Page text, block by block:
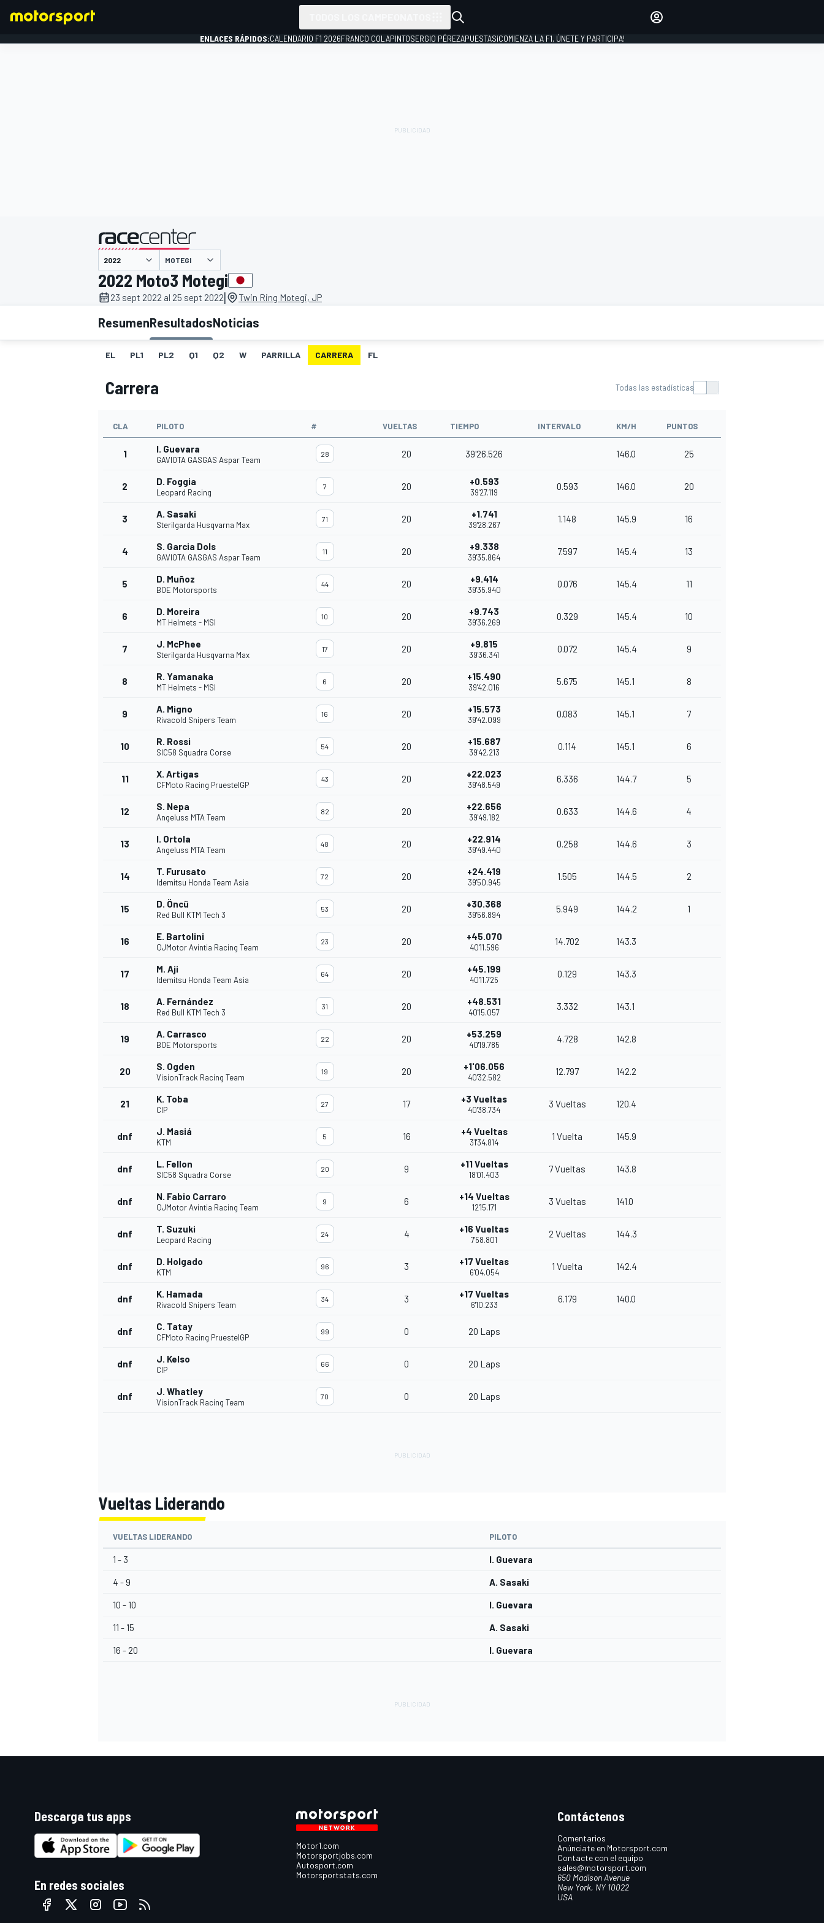
INDYCAR
FÓRMULA E
MÁS CATEGORÍAS
INICIAR SESIÓN
ENLACES RÁPIDOS:CALENDARIO F1 2026FRANCO COLAPINTOSERGIO PÉREZAPUESTAS¡COMIENZA LA F1, ÚNETE Y PARTICIPA!
presentado por
MOTEGI
2022 Moto3 Motegi
23 sept 2022 al 25 sept 2022| Twin Ring Motegi, JP
ResumenResultadosNoticias
EL PL1 PL2 Q1 Q2 W PARRILLA CARRERA FL
Carrera Todas las estadísticas
CLA PILOTO # VUELTAS TIEMPO INTERVALO KM/H PUNTOS
1 I. Guevara
GAVIOTA GASGAS Aspar Team
28 20 39'26.526 146.0 25
2 D. Foggia
Leopard Racing
7 20 +0.593
39'27.119
0.593 146.0 20
3 A. Sasaki
Sterilgarda Husqvarna Max
71 20 +1.741
39'28.267
1.148 145.9 16
4 S. Garcia Dols
GAVIOTA GASGAS Aspar Team
11 20 +9.338
39'35.864
7.597 145.4 13
5 D. Muñoz
BOE Motorsports
44 20 +9.414
39'35.940
0.076 145.4 11
6 D. Moreira
MT Helmets - MSI
10 20 +9.743
39'36.269
0.329 145.4 10
7 J. McPhee
Sterilgarda Husqvarna Max
17 20 +9.815
39'36.341
0.072 145.4 9
8 R. Yamanaka
MT Helmets - MSI
6 20 +15.490
39'42.016
5.675 145.1 8
9 A. Migno
Rivacold Snipers Team
16 20 +15.573
39'42.099
0.083 145.1 7
10 R. Rossi
SIC58 Squadra Corse
54 20 +15.687
39'42.213
0.114 145.1 6
11 X. Artigas
CFMoto Racing PruestelGP
43 20 +22.023
39'48.549
6.336 144.7 5
12 S. Nepa
Angeluss MTA Team
82 20 +22.656
39'49.182
0.633 144.6 4
13 I. Ortola
Angeluss MTA Team
48 20 +22.914
39'49.440
0.258 144.6 3
14 T. Furusato
Idemitsu Honda Team Asia
72 20 +24.419
39'50.945
1.505 144.5 2
15 D. Öncü
Red Bull KTM Tech 3
53 20 +30.368
39'56.894
5.949 144.2 1
16 E. Bartolini
QJMotor Avintia Racing Team
23 20 +45.070
40'11.596
14.702 143.3
17 M. Aji
Idemitsu Honda Team Asia
64 20 +45.199
40'11.725
0.129 143.3
18 A. Fernández
Red Bull KTM Tech 3
31 20 +48.531
40'15.057
3.332 143.1
19 A. Carrasco
BOE Motorsports
22 20 +53.259
40'19.785
4.728 142.8
20 S. Ogden
VisionTrack Racing Team
19 20 +1'06.056
40'32.582
12.797 142.2
21 K. Toba
CIP
27 17 +3 Vueltas
40'38.734
3 Vueltas 120.4
dnf J. Masiá
KTM
5 16 +4 Vueltas
31'34.814
1 Vuelta 145.9
dnf L. Fellon
SIC58 Squadra Corse
20 9 +11 Vueltas
18'01.403
7 Vueltas 143.8
dnf N. Fabio Carraro
QJMotor Avintia Racing Team
9 6 +14 Vueltas
12'15.171
3 Vueltas 141.0
dnf T. Suzuki
Leopard Racing
24 4 +16 Vueltas
7'58.801
2 Vueltas 144.3
dnf D. Holgado
KTM
96 3 +17 Vueltas
6'04.054
1 Vuelta 142.4
dnf K. Hamada
Rivacold Snipers Team
34 3 +17 Vueltas
6'10.233
6.179 140.0
dnf C. Tatay
CFMoto Racing PruestelGP
99 0 20 Laps
dnf J. Kelso
CIP
66 0 20 Laps
dnf J. Whatley
VisionTrack Racing Team
70 0 20 Laps
Vueltas Liderando
VUELTAS LIDERANDO PILOTO
1 - 3 I. Guevara
4 - 9 A. Sasaki
10 - 10 I. Guevara
11 - 15 A. Sasaki
16 - 20 I. Guevara
Descarga tus apps
En redes sociales
Motor1.com
Motorsportjobs.com
Autosport.com
Motorsportstats.com
Contáctenos
Comentarios
Anúnciate en Motorsport.com
Contacte con el equipo
sales@motorsport.com
650 Madison Avenue
New York, NY 10022
USA